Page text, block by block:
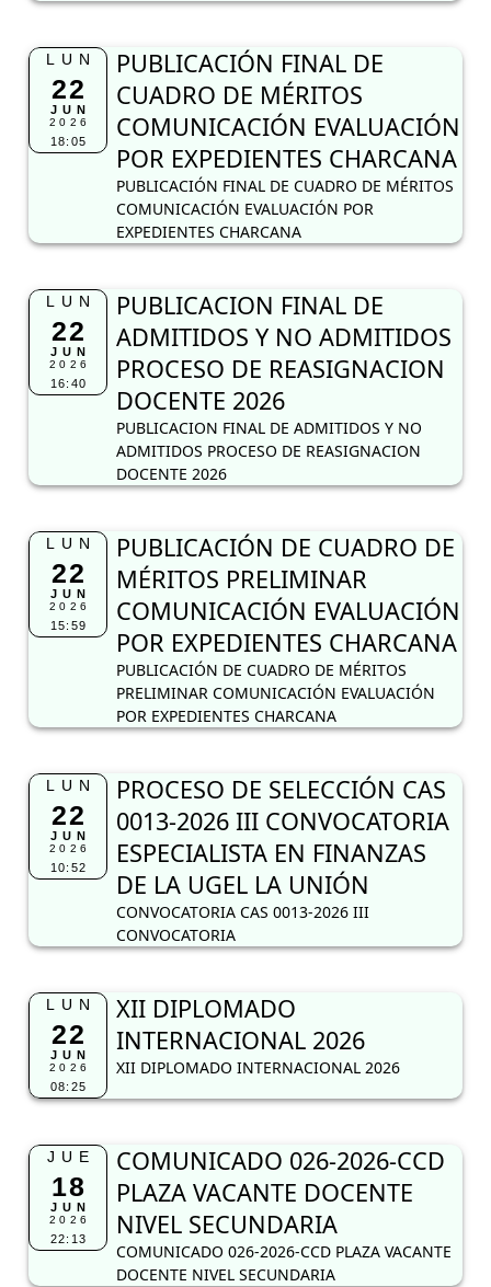
LUN
22
JUN
2026
18:05
PUBLICACIÓN FINAL DE
CUADRO DE MÉRITOS
COMUNICACIÓN EVALUACIÓN
POR EXPEDIENTES CHARCANA
PUBLICACIÓN FINAL DE CUADRO DE MÉRITOS
COMUNICACIÓN EVALUACIÓN POR
EXPEDIENTES CHARCANA
LUN
22
JUN
2026
16:40
PUBLICACION FINAL DE
ADMITIDOS Y NO ADMITIDOS
PROCESO DE REASIGNACION
DOCENTE 2026
PUBLICACION FINAL DE ADMITIDOS Y NO
ADMITIDOS PROCESO DE REASIGNACION
DOCENTE 2026
LUN
22
JUN
2026
15:59
PUBLICACIÓN DE CUADRO DE
MÉRITOS PRELIMINAR
COMUNICACIÓN EVALUACIÓN
POR EXPEDIENTES CHARCANA
PUBLICACIÓN DE CUADRO DE MÉRITOS
PRELIMINAR COMUNICACIÓN EVALUACIÓN
POR EXPEDIENTES CHARCANA
LUN
22
JUN
2026
10:52
PROCESO DE SELECCIÓN CAS
0013-2026 III CONVOCATORIA
ESPECIALISTA EN FINANZAS
DE LA UGEL LA UNIÓN
CONVOCATORIA CAS 0013-2026 III
CONVOCATORIA
LUN
22
JUN
2026
08:25
XII DIPLOMADO
INTERNACIONAL 2026
XII DIPLOMADO INTERNACIONAL 2026
JUE
18
JUN
2026
22:13
COMUNICADO 026-2026-CCD
PLAZA VACANTE DOCENTE
NIVEL SECUNDARIA
COMUNICADO 026-2026-CCD PLAZA VACANTE
DOCENTE NIVEL SECUNDARIA